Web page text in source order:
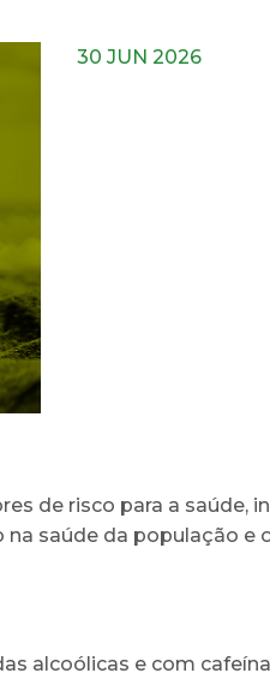
30 JUN 2026
de risco para a saúde,
saúde da população e
alcoólicas e com